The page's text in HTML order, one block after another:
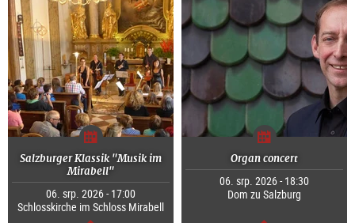
Salzburger Klassik "Musik im
Mirabell"
06. srp. 2026 - 17:00
Schlosskirche im Schloss Mirabell
Organ concert
06. srp. 2026 - 18:30
Dom zu Salzburg